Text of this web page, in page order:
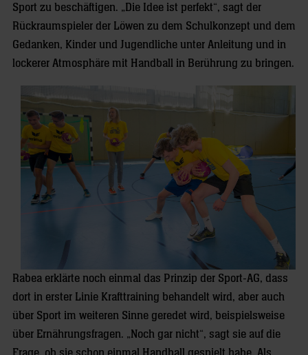
Sport zu beschäftigen. „Die Idee ist perfekt“, sagt der
Rückraumspieler der Löwen zu dem Schulkonzept und dem
Gedanken, Kinder und Jugendliche unter Anleitung und in
lockerer Atmosphäre mit Handball in Berührung zu bringen.
Rabea erklärte noch einmal das Prinzip der Sport-AG, dass
dort in erster Linie Krafttraining behandelt wird, aber auch
über Sport im weiteren Sinne geredet wird, beispielsweise
über Ernährungsfragen. „Noch gar nicht“, sagt sie auf die